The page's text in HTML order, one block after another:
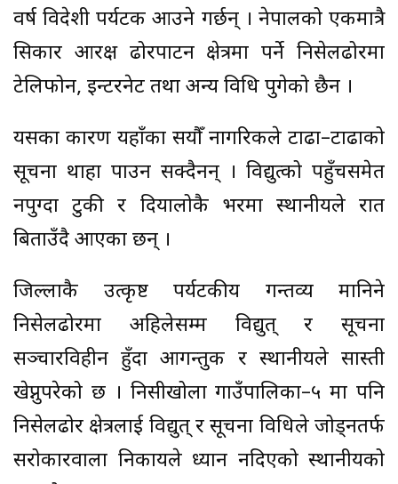
वर्ष विदेशी पर्यटक आउने गर्छन् । नेपालको एकमात्रै
सिकार आरक्ष ढोरपाटन क्षेत्रमा पर्ने निसेलढोरमा
टेलिफोन, इन्टरनेट तथा अन्य प्रविधि पुगेको छैन ।
यसका कारण यहाँका सयौँ नागरिकले टाढा–टाढाको
सूचना थाहा पाउन सक्दैनन् । विद्युत्को पहुँचसमेत
नपुग्दा टुकी र दियालोकै भरमा स्थानीयले रात
बिताउँदै आएका छन् ।
जिल्लाकै उत्कृष्ट पर्यटकीय गन्तव्य मानिने
निसेलढोरमा अहिलेसम्म विद्युत् र सूचना
सञ्चारविहीन हुँदा आगन्तुक र स्थानीयले सास्ती
खेप्नुपरेको छ । निसीखोला गाउँपालिका–५ मा पनि
निसेलढोर क्षेत्रलाई विद्युत् र सूचना प्रविधिले जोड्नतर्फ
सरोकारवाला निकायले ध्यान नदिएको स्थानीयको